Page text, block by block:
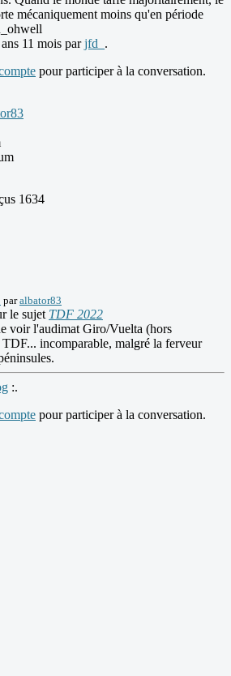
mécaniquement moins qu'en période
11 mois parjfd_ .
pour participer à la conversation.
1634
paralbator83
le sujet TDF 2022
voir l'audimat Giro/Vuelta (hors
TDF... incomparable, malgré la ferveur
:.
pour participer à la conversation.